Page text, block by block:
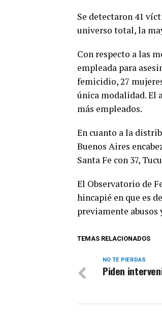
Se detectaron 41
universo total, la
Con respecto a las
empleada para
femicidio, 27
única modalidad. El
más empleados.
En cuanto a la
Buenos Aires
Santa Fe con 37,
El Observatorio de
hincapié en que es
previamente
TEMAS RELACIONADOS
NO TE PIERDAS
Piden